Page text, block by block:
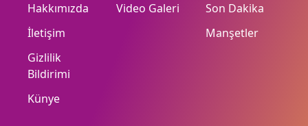
Hakkımızda
İletişim
Gizlilik
Bildirimi
Künye
Video Galeri
Son Dakika
Manşetler